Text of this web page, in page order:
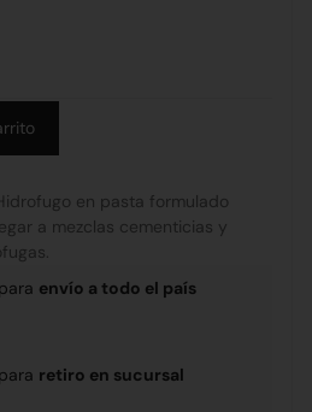
en pasta formulado
a mezclas cementicias y
envío a todo el país
retiro en sucursal